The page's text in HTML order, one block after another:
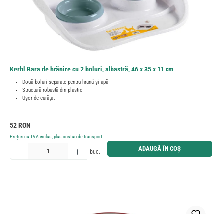
Kerbl Bara de hrănire cu 2 boluri, albastră, 46 x 35 x 11 cm
Două boluri separate pentru hrană și apă
Structură robustă din plastic
Ușor de curățat
Preț obișnuit:
52 RON
Prețuri cu TVA inclus, plus costuri de transport
Cantitate produs: Introduceți cantitatea dorită sau utilizați butoanele pentru a mări sau micșora
buc. ADAUGĂ ÎN COȘ